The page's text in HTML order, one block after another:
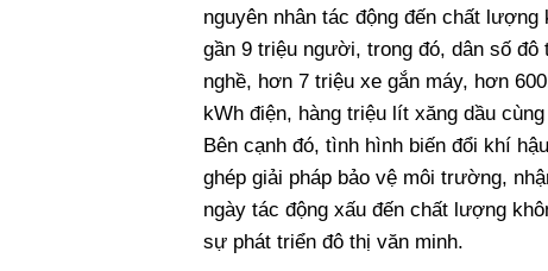
nguyên nhân tác động đến chất
gần 9 triệu người, trong đó, dân số đô
nghề, hơn 7 triệu xe gắn máy, hơn
kWh điện, hàng triệu lít xăng dầu
Bên cạnh đó, tình hình biến đổi khí
ghép giải pháp bảo vệ môi trường,
ngày tác động xấu đến chất lượng
sự phát triển đô thị văn minh.